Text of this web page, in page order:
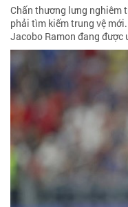
Chấn thương lưng nghiêm
phải tìm kiếm trung vệ
Jacobo Ramon đang được